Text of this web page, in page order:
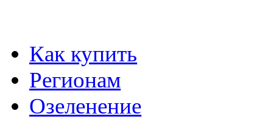
Как купить
Регионам
Озеленение